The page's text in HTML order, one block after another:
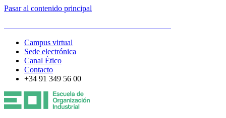
Pasar al contenido principal
Campus virtual
Sede electrónica
Canal Ético
Contacto
+34 91 349 56 00